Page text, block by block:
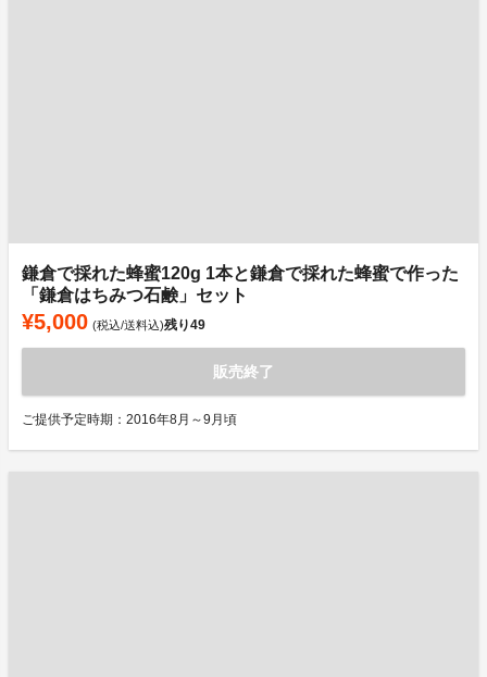
鎌倉で採れた蜂蜜120g 1本と鎌倉で採れた蜂蜜で作った
「鎌倉はちみつ石鹸」セット
¥5,000 (税込/送料込)残り49
販売終了
ご提供予定時期：2016年8月～9月頃